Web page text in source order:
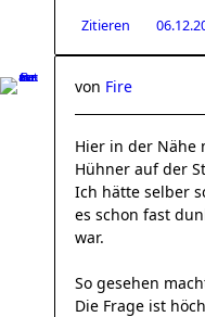
Zitieren
von Fire
Hier in der Nähe
Hühner auf der
Ich hätte selber
es schon fast
war.
So gesehen
Die Frage ist